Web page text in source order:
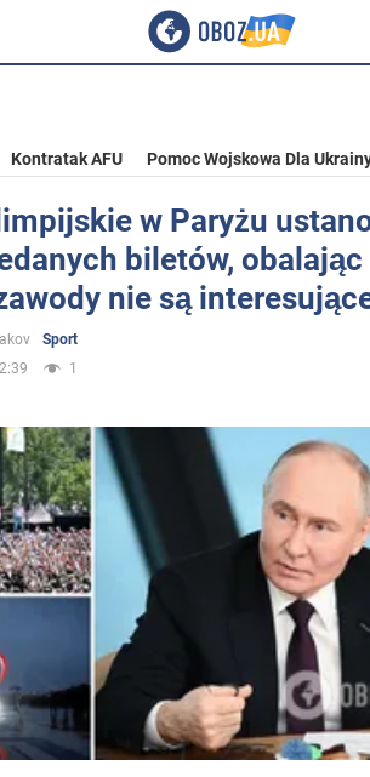
Kontratak AFU Pomoc Wojskowa Dla
w Paryżu
biletów, obalając
nie są
Sport
1